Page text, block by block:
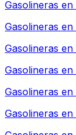
Gasolineras en
Gasolineras en
Gasolineras en
Gasolineras en
Gasolineras en
Gasolineras en